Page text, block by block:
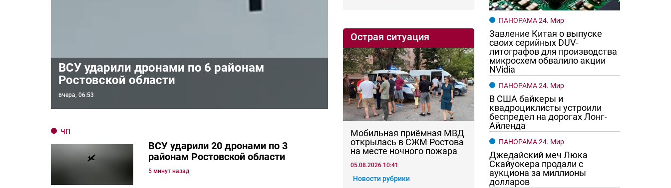
ВСУ ударили дронами по 6 районам
Ростовской области
вчера, 06:53
ЧП
ВСУ ударили 20 дронами по 3
районам Ростовской области
5 минут назад
Острая ситуация
Мобильная приёмная МВД
открылась в СЖМ Ростова
на месте ночного пожара
05.08.2026 10:41
Новости рубрики
ПАНОРАМА 24. Мир
Завление Китая о выпуске
своих серийных DUV-
литографов для производства
микросхем обвалило акции
NVidia
ПАНОРАМА 24. Мир
В США байкеры и
квадроциклисты устроили
беспредел на дорогах Лонг-
Айленда
ПАНОРАМА 24. Мир
Джедайский меч Люка
Скайуокера продали с
аукциона за миллионы
долларов